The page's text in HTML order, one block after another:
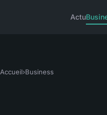
Actu
Accueil›Business